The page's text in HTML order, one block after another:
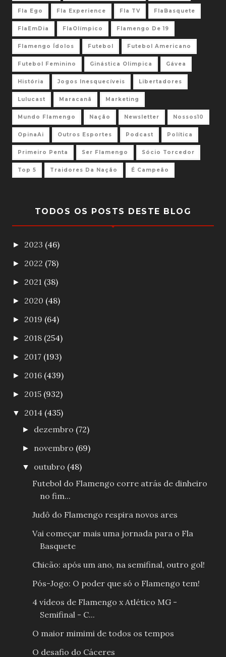
Fla Ego Fla Experience Fla TV FlaBasquete
FlaEmDia FlaOlímpico Flamengo De 19
Flamengo Ídolos Futebol Futebol Americano
Futebol Feminino Ginástica Olimpica Gávea
História Jogos Inesquecíveis Libertadores
Lulucast Maracanã Marketing
Mundo Flamengo Nação Newsletter Nossos10
OpinaAi Outros Esportes Podcast Política
Primeiro Penta Ser Flamengo Sócio Torcedor
Top 5 Traidores Da Nação É Campeão
TODOS OS POSTS DESTE BLOG
► 2023 (46)
► 2022 (78)
► 2021 (38)
► 2020 (48)
► 2019 (64)
► 2018 (254)
► 2017 (193)
► 2016 (439)
► 2015 (932)
▼ 2014 (435)
► dezembro (72)
► novembro (69)
▼ outubro (48)
Futebol do Flamengo corre atrás de dinheiro
no fim...
Judô do Flamengo respira novos ares
Vai começar mais uma jornada para o Fla
Basquete
Chicão: após um ano, na semifinal, outro gol!
Pós-Jogo: O poder que só o Flamengo tem!
4 vídeos de Flamengo x Atlético MG -
Semifinal - C...
O maior mimimi de todos os tempos
O desafio do Cáceres